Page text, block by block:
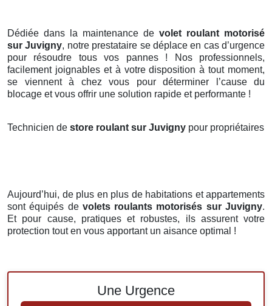
Dédiée dans la maintenance de volet roulant motorisé
sur Juvigny, notre prestataire se déplace en cas d’urgence
pour résoudre tous vos pannes ! Nos professionnels,
facilement joignables et à votre disposition à tout moment,
se viennent à chez vous pour déterminer l’cause du
blocage et vous offrir une solution rapide et performante !
Technicien de store roulant sur Juvigny pour propriétaires
Aujourd’hui, de plus en plus de habitations et appartements
sont équipés de volets roulants motorisés sur Juvigny.
Et pour cause, pratiques et robustes, ils assurent votre
protection tout en vous apportant un aisance optimal !
Une Urgence